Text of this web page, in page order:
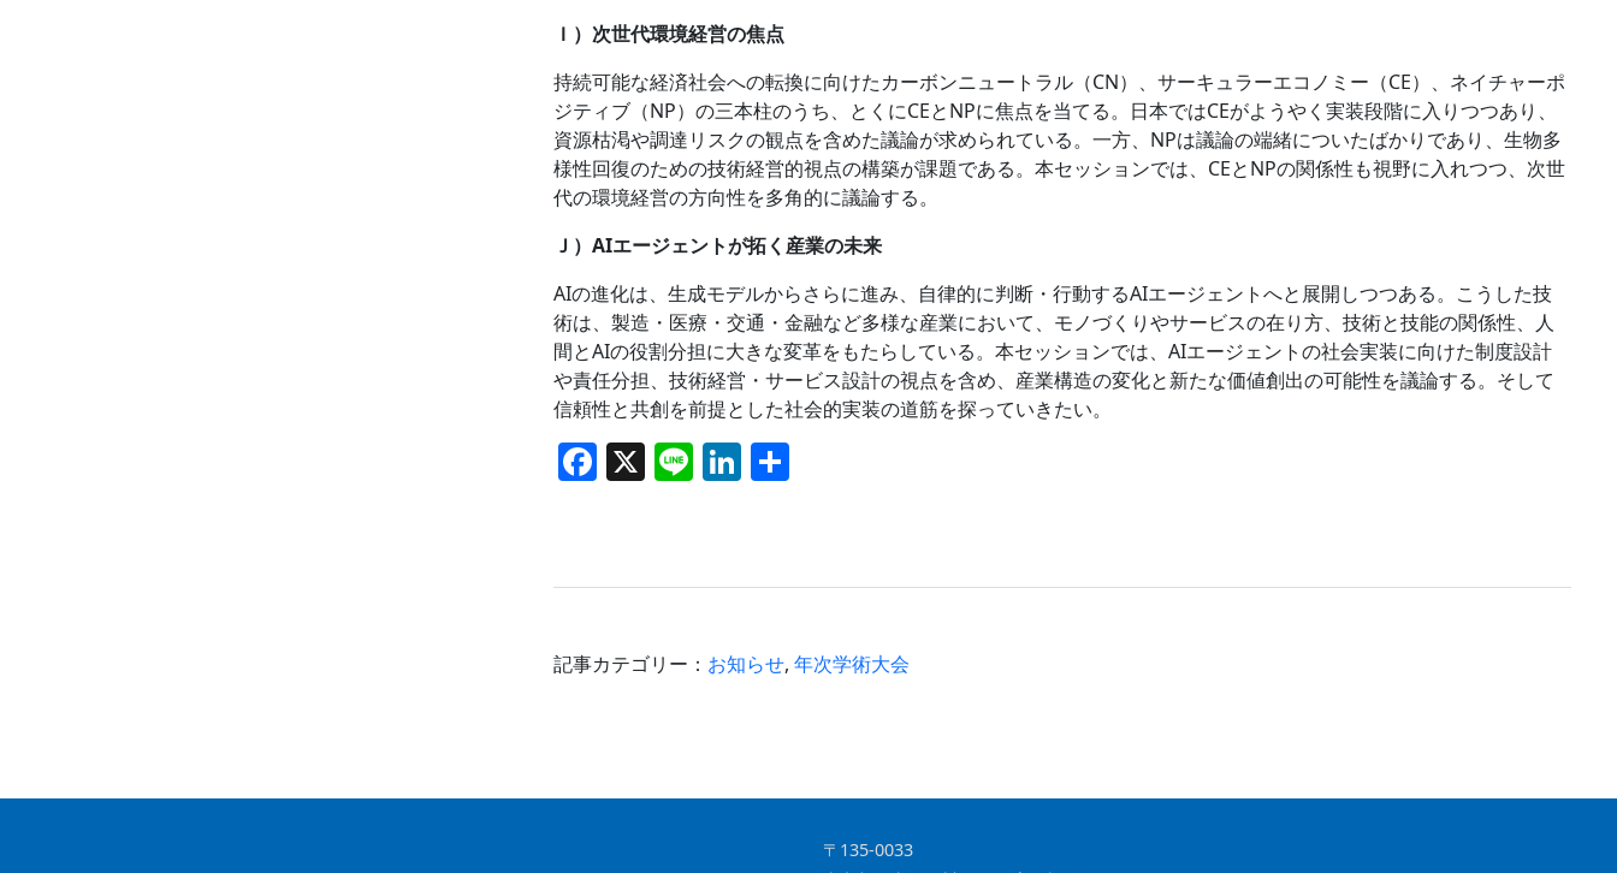
Ｉ）次世代環境経営の焦点
持続可能な経済社会への転換に向けたカーボンニュートラル（CN）、サーキュラーエコノミー（CE）、ネイチャーポ
ジティブ（NP）の三本柱のうち、とくにCEとNPに焦点を当てる。日本ではCEがようやく実装段階に入りつつあり、
資源枯渇や調達リスクの観点を含めた議論が求められている。一方、NPは議論の端緒についたばかりであり、生物多
様性回復のための技術経営的視点の構築が課題である。本セッションでは、CEとNPの関係性も視野に入れつつ、次世
代の環境経営の方向性を多角的に議論する。
Ｊ）AIエージェントが拓く産業の未来
AIの進化は、生成モデルからさらに進み、自律的に判断・行動するAIエージェントへと展開しつつある。こうした技
術は、製造・医療・交通・金融など多様な産業において、モノづくりやサービスの在り方、技術と技能の関係性、人
間とAIの役割分担に大きな変革をもたらしている。本セッションでは、AIエージェントの社会実装に向けた制度設計
や責任分担、技術経営・サービス設計の視点を含め、産業構造の変化と新たな価値創出の可能性を議論する。そして
信頼性と共創を前提とした社会的実装の道筋を探っていきたい。
F
e
o
X Li Li
e
n
記事カテゴリー： お知らせ, 年次学術大会
〒135-0033